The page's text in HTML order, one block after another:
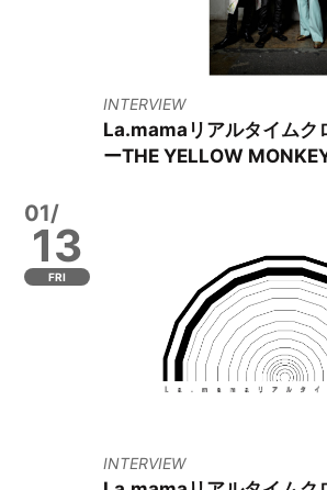
INTERVIEW
La.mamaリアルタイム
ーTHE YELLOW
01/
13
FRI
INTERVIEW